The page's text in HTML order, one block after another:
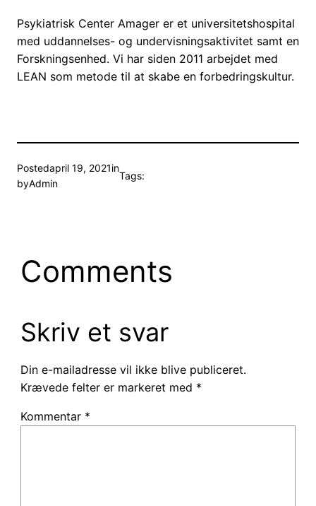
Psykiatrisk Center Amager er et universitetshospital
med uddannelses- og undervisningsaktivitet samt en
Forskningsenhed. Vi har siden 2011 arbejdet med
LEAN som metode til at skabe en forbedringskultur.
Postedapril 19, 2021in
byAdmin
Tags:
Comments
Skriv et svar
Din e-mailadresse vil ikke blive publiceret.
Krævede felter er markeret med *
Kommentar *